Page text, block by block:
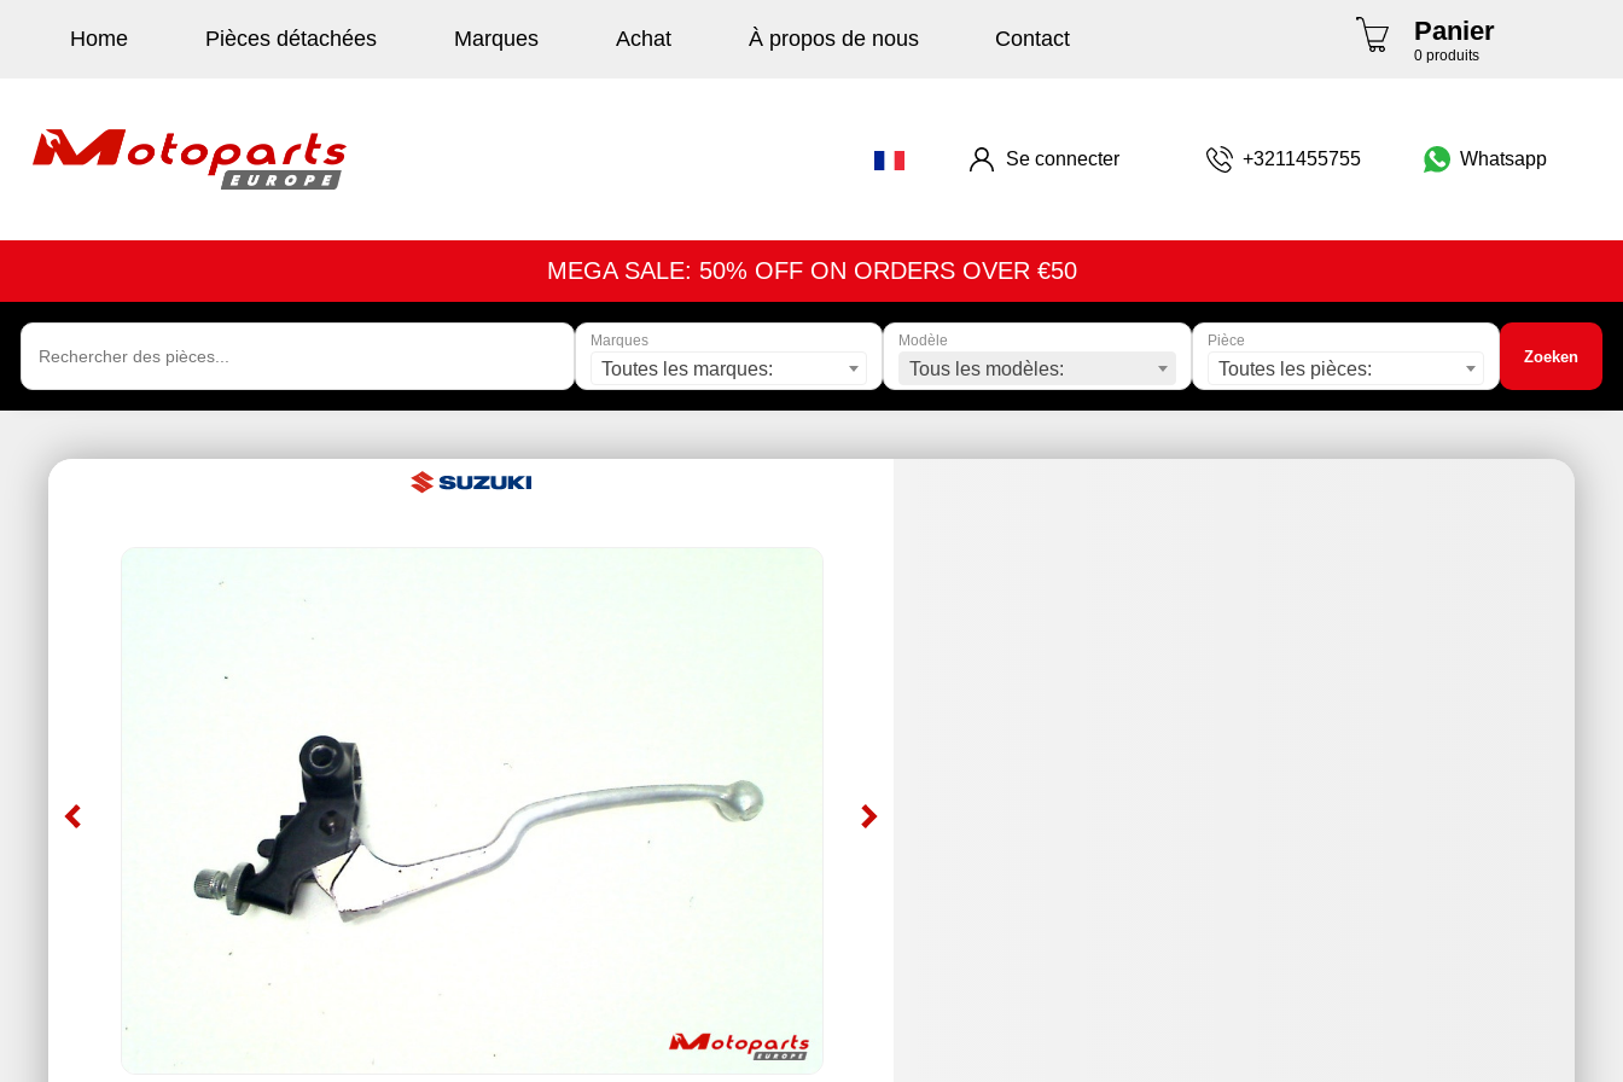
Panier
0 produits
Home Pièces détachées Marques Achat À propos de nous Contact
Whatsapp
+3211455755
Se connecter
MEGA SALE: 50% OFF ON ORDERS OVER €50
Marques
Toutes les marques:
Modèle
Tous les modèles:
Pièce
Toutes les pièces:
Zoeken